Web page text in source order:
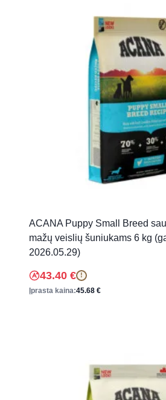
ACANA Puppy Small Breed
mažų veislių šuniukams 6 kg
2026.05.29)
43.40 € !
Įprasta kaina:45.68 €